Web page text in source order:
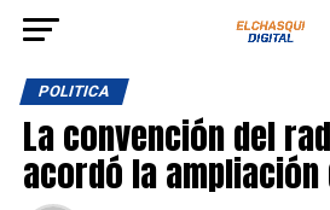
POLITICA
La convención del
acordó la ampliación